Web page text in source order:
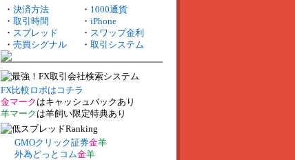
・ 決済方法 ・ 1000通貨
・ 取引時間 ・ iPhone
・ スプレッド ・ スワップ金利
・ 売買シグナル ・ 取引システム
FX比較ロボはコチラ
金マーク はキャッシュバックあり
羊マーク は羊飼い限定特典あり
GMOクリック証券金羊
外為どっとコム金羊